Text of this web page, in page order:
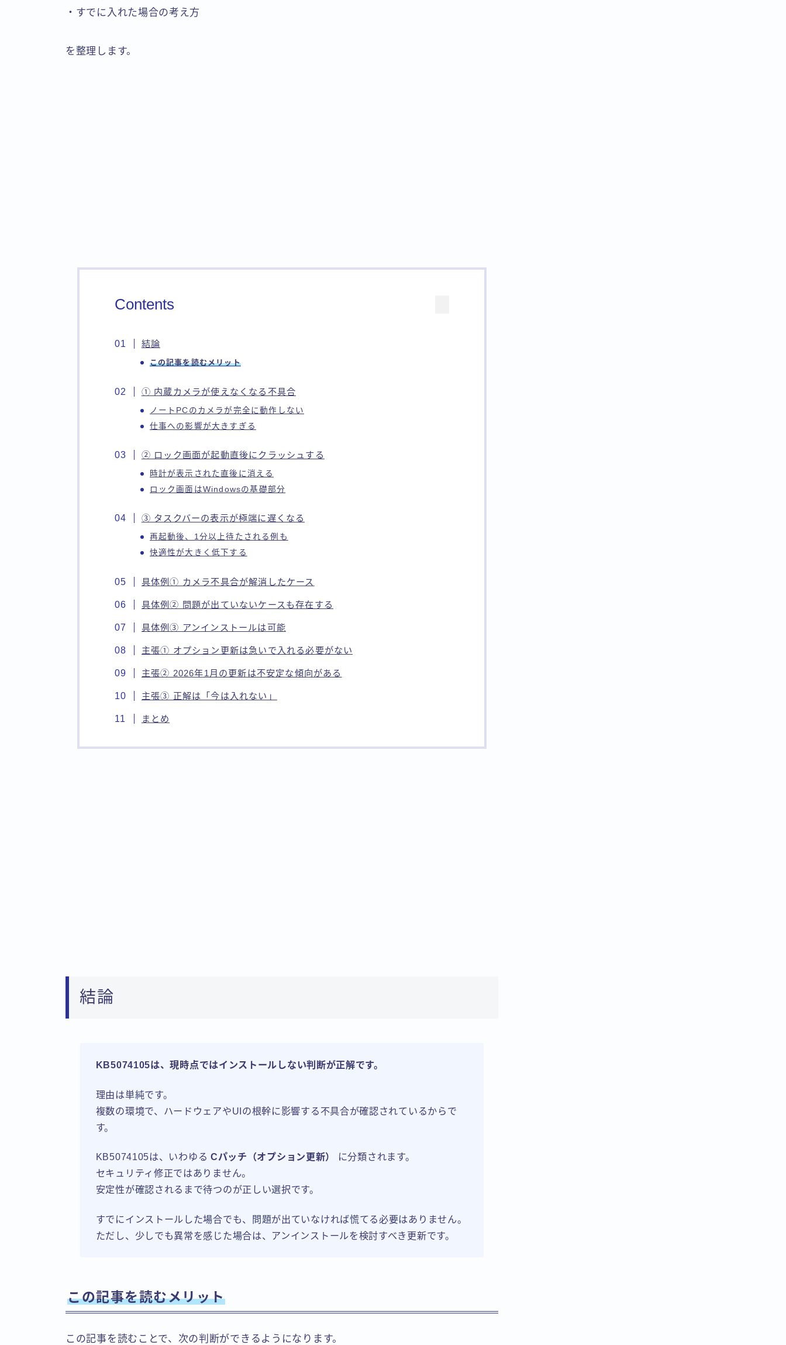
・すでに入れた場合の考え方
を整理します。
Contents
結論
この記事を読むメリット
① 内蔵カメラが使えなくなる不具合
ノートPCのカメラが完全に動作しない
仕事への影響が大きすぎる
② ロック画面が起動直後にクラッシュする
時計が表示された直後に消える
ロック画面はWindowsの基礎部分
③ タスクバーの表示が極端に遅くなる
再起動後、1分以上待たされる例も
快適性が大きく低下する
具体例① カメラ不具合が解消したケース
具体例② 問題が出ていないケースも存在する
具体例③ アンインストールは可能
主張① オプション更新は急いで入れる必要がない
主張② 2026年1月の更新は不安定な傾向がある
主張③ 正解は「今は入れない」
まとめ
結論
KB5074105は、現時点ではインストールしない判断が正解です。
理由は単純です。
複数の環境で、ハードウェアやUIの根幹に影響する不具合が確認されているからで
す。
KB5074105は、いわゆる Cパッチ（オプション更新）
に分類されます。
セキュリティ修正ではありません。
安定性が確認されるまで待つのが正しい選択です。
すでにインストールした場合でも、問題が出ていなければ慌てる必要はありません。
ただし、少しでも異常を感じた場合は、アンインストールを検討すべき更新です。
この記事を読むメリット
この記事を読むことで、次の判断ができるようになります。